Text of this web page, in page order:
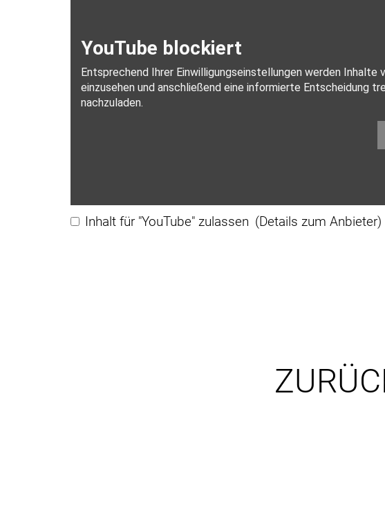
Inhalt für "YouTube" zulassen (Details zum Anbieter)